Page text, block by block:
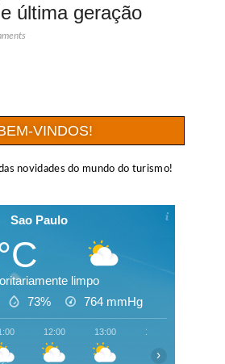
última geração
VINDOS!
novidades do mundo do turismo!
Sao Paulo
limpo
73% 764 mmHg
12:00 13:00 14:00
›